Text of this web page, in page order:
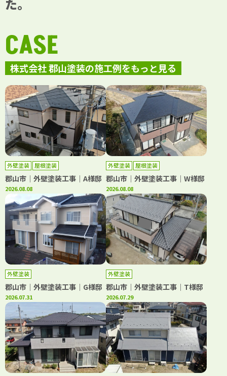
た。
株式会社 郡山塗装の施工例をもっと見る
CASE
外壁塗装 屋根塗装
郡山市｜外壁塗装工事｜A様邸
2026.08.08
外壁塗装 屋根塗装
郡山市｜外壁塗装工事｜W様邸
2026.08.08
外壁塗装
郡山市｜外壁塗装工事｜G様邸
2026.07.31
外壁塗装
郡山市｜外壁塗装工事｜T様邸
2026.07.29